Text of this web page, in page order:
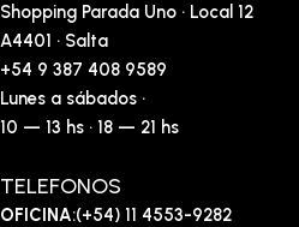
Shopping Parada Uno · Local 12
A4401 · Salta
+54 9 387 408 9589
Lunes a sábados ·
10 — 13 hs · 18 — 21 hs
TELEFONOS
OFICINA:(+54) 11 4553-9282